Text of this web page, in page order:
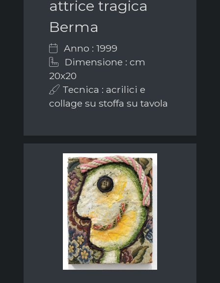
attrice tragica
Berma
Anno : 1999
Dimensione : cm
20x20
Tecnica : acrilici e
collage su stoffa su tavola